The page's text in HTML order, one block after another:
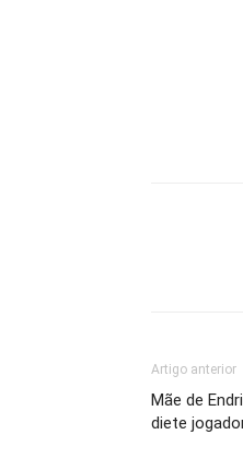
Artigo anterior
Mãe de
diete